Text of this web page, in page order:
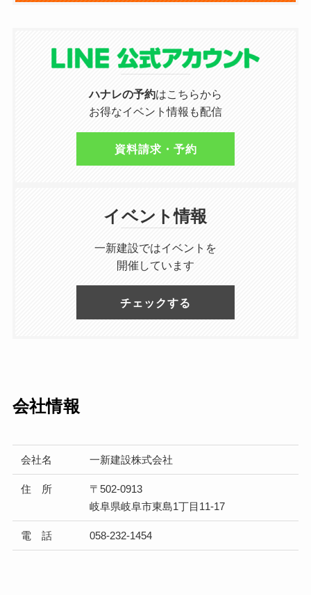
ハナレの予約はこちらから
お得なイベント情報も配信
資料請求・予約
イベント情報
一新建設ではイベントを
開催しています
チェックする
会社情報
会社名 一新建設株式会社
住 所
〒502-0913
岐阜県岐阜市東島1丁目11-17
電 話 058-232-1454